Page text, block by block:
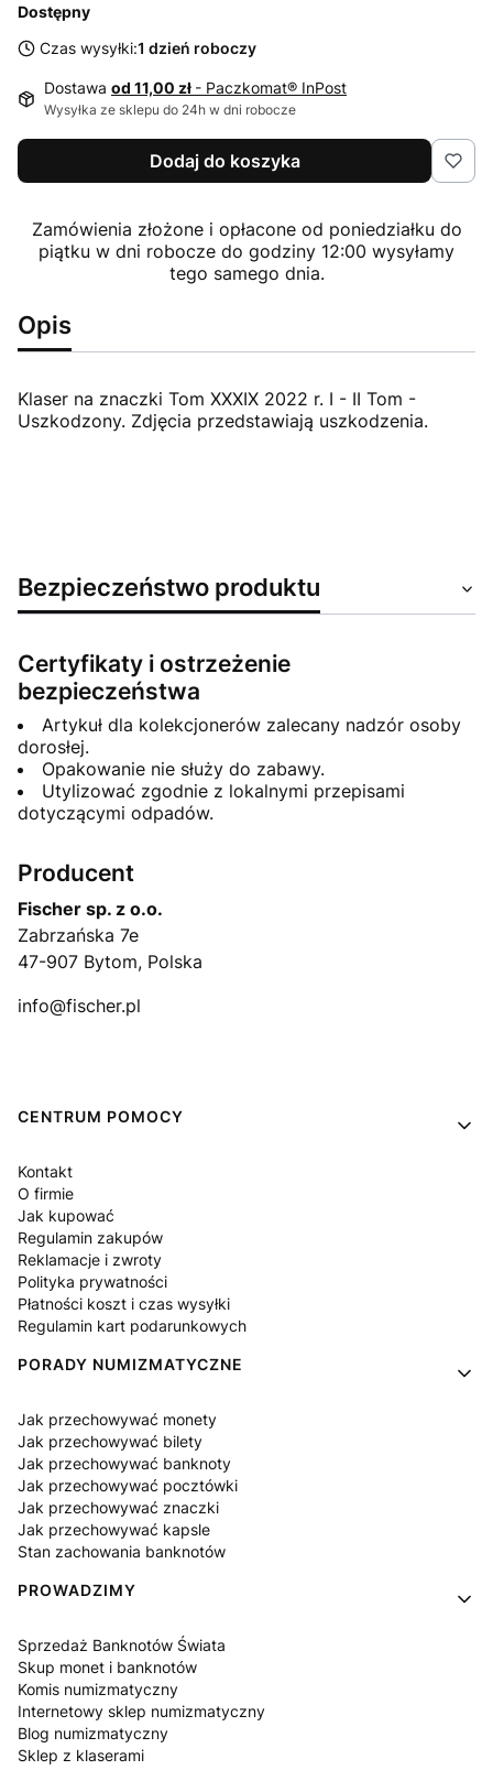
Dostępny
Czas wysyłki:1 dzień roboczy
Dostawa od 11,00 zł - Paczkomat® InPost
Wysyłka ze sklepu do 24h w dni robocze
Dodaj do koszyka
Zamówienia złożone i opłacone od poniedziałku do
piątku w dni robocze do godziny 12:00 wysyłamy
tego samego dnia.
Opis
Klaser na znaczki Tom XXXIX 2022 r. I - II Tom -
Uszkodzony. Zdjęcia przedstawiają uszkodzenia.
Bezpieczeństwo produktu
Certyfikaty i ostrzeżenie
bezpieczeństwa
Artykuł dla kolekcjonerów zalecany nadzór osoby
dorosłej.
Opakowanie nie służy do zabawy.
Utylizować zgodnie z lokalnymi przepisami
dotyczącymi odpadów.
Producent
Fischer sp. z o.o.
Zabrzańska 7e
47-907 Bytom, Polska
info@fischer.pl
Linki w stopce
CENTRUM POMOCY
Kontakt
O firmie
Jak kupować
Regulamin zakupów
Reklamacje i zwroty
Polityka prywatności
Płatności koszt i czas wysyłki
Regulamin kart podarunkowych
PORADY NUMIZMATYCZNE
Jak przechowywać monety
Jak przechowywać bilety
Jak przechowywać banknoty
Jak przechowywać pocztówki
Jak przechowywać znaczki
Jak przechowywać kapsle
Stan zachowania banknotów
PROWADZIMY
Sprzedaż Banknotów Świata
Skup monet i banknotów
Komis numizmatyczny
Internetowy sklep numizmatyczny
Blog numizmatyczny
Sklep z klaserami